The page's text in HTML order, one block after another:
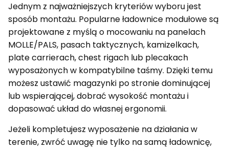
Jednym z najważniejszych kryteriów wyboru jest
sposób montażu. Popularne ładownice modułowe są
projektowane z myślą o mocowaniu na panelach
MOLLE/PALS, pasach taktycznych, kamizelkach,
plate carrierach, chest rigach lub plecakach
wyposażonych w kompatybilne taśmy. Dzięki temu
możesz ustawić magazynki po stronie dominującej
lub wspierającej, dobrać wysokość montażu i
dopasować układ do własnej ergonomii.
Jeżeli kompletujesz wyposażenie na działania w
terenie, zwróć uwagę nie tylko na samą ładownicę,